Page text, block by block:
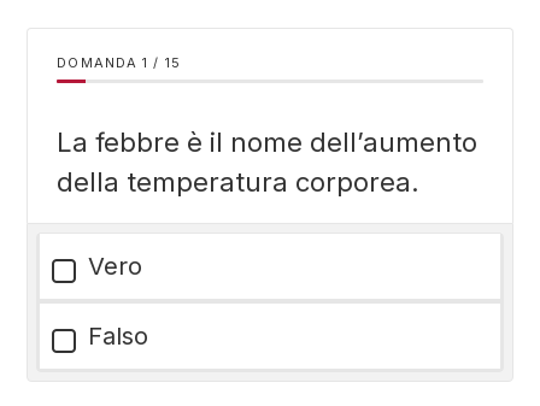
DOMANDA / 15
La febbre è il nome dell’aumento
della temperatura corporea.
Vero
Falso